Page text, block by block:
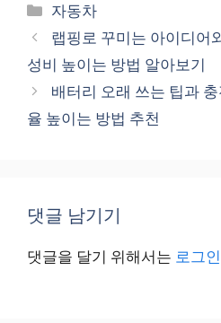
카
테
리
자동차
랩핑로 꾸미는 아이디어
성비 높이는 방법 알아보기
배터리 오래 쓰는 팁과
율 높이는 방법 추천
댓글 남기기
댓글을 달기 위해서는 로그인